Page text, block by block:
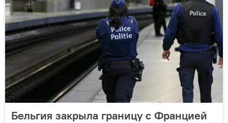
Бельгия закрыла границу с Францией